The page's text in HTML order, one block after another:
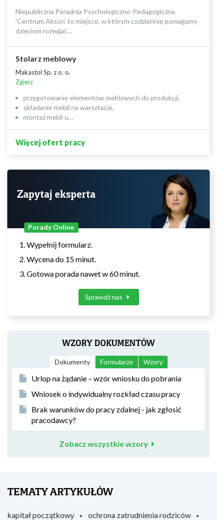
Niepubliczna Poradnia Psychologiczno-Pedagogiczna
'Centrum Akson' to miejsce, w którym codziennie pomagamy
dzieciom rozwijać…
Stolarz meblowy
Makastol Sp. z o. o.
Zgierz
przygotowanie elementów meblowych do produkcji,
składanie mebli na warsztacie,
montaż mebli u…
Więcej ofert pracy
Zapytaj eksperta
Porady Online
Wypełnij formularz.
Wycena do 15 minut.
Gotowa porada nawet w 60 minut.
Sprawdź nas
WZORY DOKUMENTÓW
Dokumenty Formularze Wzory
Urlop na żądanie – wzór wniosku do pobrania
Wniosek o indywidualny rozkład czasu pracy
Brak warunków do pracy zdalnej - jak zgłosić
pracodawcy?
Zobacz wszystkie wzory
TEMATY ARTYKUŁÓW
kapitał początkowy
ochrona zatrudnienia rodziców